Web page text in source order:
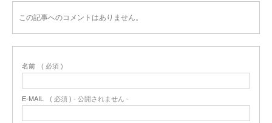
この記事へのコメントはありません。
名前 ( 必須 )
E-MAIL ( 必須 ) - 公開されません -